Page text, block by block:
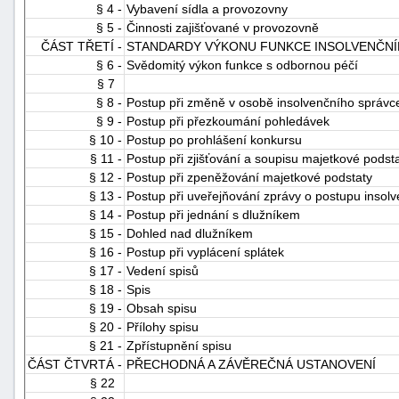
§ 4 - Vybavení sídla a provozovny
§ 5 - Činnosti zajišťované v provozovně
ČÁST TŘETÍ - STANDARDY VÝKONU FUNKCE
§ 6 - Svědomitý výkon funkce s odbornou péčí
§ 7
§ 8 - Postup při změně v osobě insolvenčního
§ 9 - Postup při přezkoumání pohledávek
§ 10 - Postup po prohlášení konkursu
§ 11 - Postup při zjišťování a soupisu majetkové
§ 12 - Postup při zpeněžování majetkové podstaty
§ 13 - Postup při uveřejňování zprávy o postupu
§ 14 - Postup při jednání s dlužníkem
§ 15 - Dohled nad dlužníkem
§ 16 - Postup při vyplácení splátek
§ 17 - Vedení spisů
§ 18 - Spis
§ 19 - Obsah spisu
§ 20 - Přílohy spisu
§ 21 - Zpřístupnění spisu
ČÁST ČTVRTÁ - PŘECHODNÁ A ZÁVĚREČNÁ USTANOVENÍ
§ 22